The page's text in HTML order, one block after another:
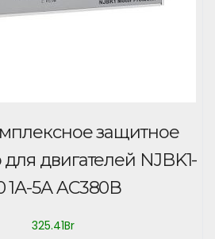
защитное
для двигателей NJBK1-
1А-5А AC380В
325.41Br